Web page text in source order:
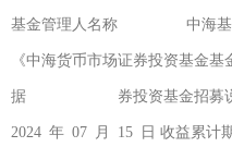
基金管理人名称
《中海货币市场证券投资基金
据 券投资基金招募说
2024 年 07 月 15 日 收益